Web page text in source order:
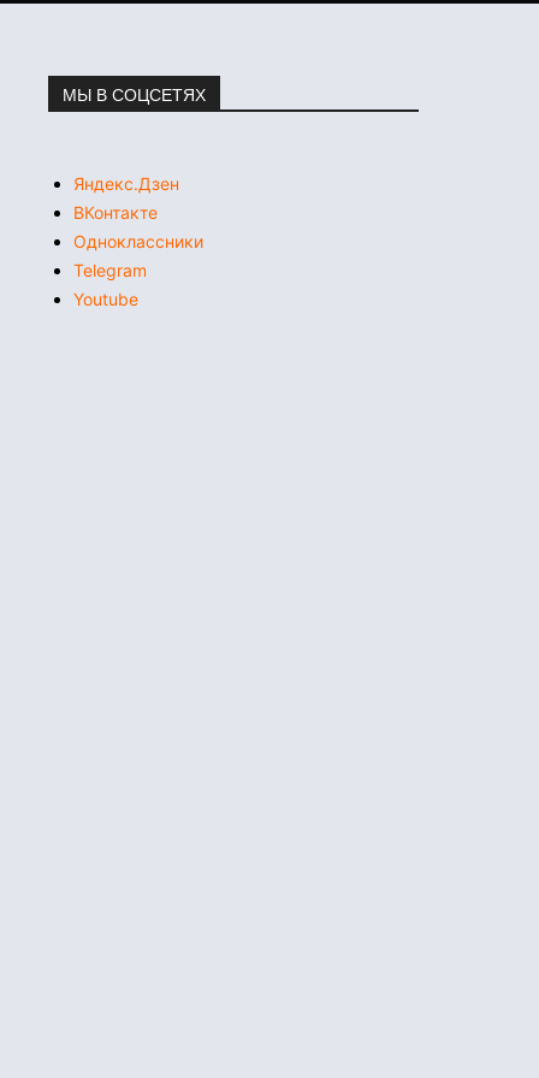
МЫ В СОЦСЕТЯХ
Яндекс.Дзен
ВКонтакте
Одноклассники
Telegram
Youtube